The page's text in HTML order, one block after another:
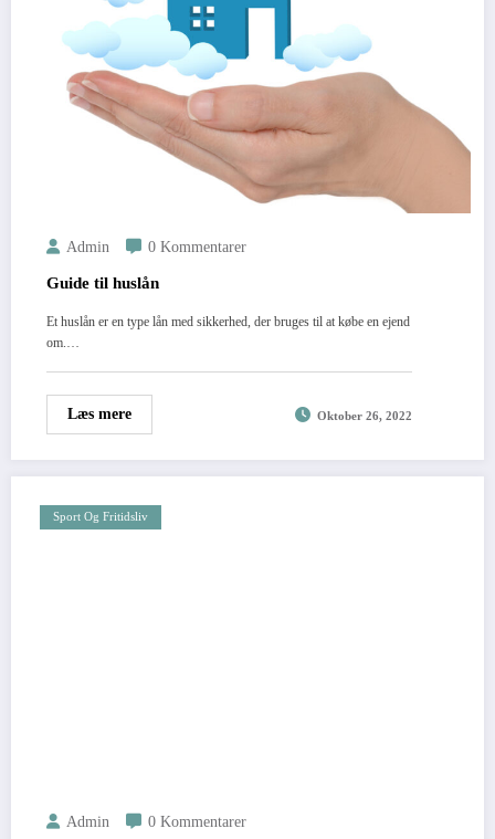
Admin 0 Kommentarer
Guide til huslån
Et huslån er en type lån med sikkerhed, der bruges til at købe en ejend
om.…
Læs mere Oktober 26, 2022
Sport Og Fritidsliv
Admin 0 Kommentarer